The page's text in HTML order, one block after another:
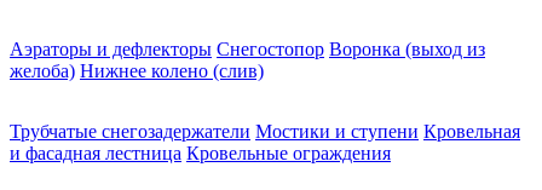
Аэраторы и дефлекторы Снегостопор Воронка (выход из
желоба) Нижнее колено (слив)
Трубчатые снегозадержатели Мостики и ступени Кровельная
и фасадная лестница Кровельные ограждения